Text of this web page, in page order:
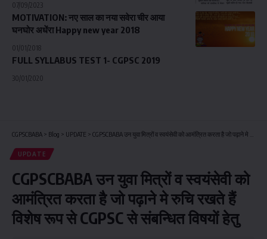
07/09/2023
MOTIVATION: नए साल का नया सवेरा चीर आया
घनघोर अधेंरा Happy new year 2018
01/01/2018
FULL SYLLABUS TEST 1- CGPSC 2019
30/01/2020
CGPSCBABA > Blog > UPDATE > CGPSCBABA उन युवा मित्रों व स्वयंसेवी को आमंत्रित करता है जो पढ़ाने मे रुचि रखते हैं विशेष रूप से CGPSC से संबन्धित विषयों हेतु
UPDATE
CGPSCBABA उन युवा मित्रों व स्वयंसेवी को
आमंत्रित करता है जो पढ़ाने मे रुचि रखते हैं
विशेष रूप से CGPSC से संबन्धित विषयों हेतु